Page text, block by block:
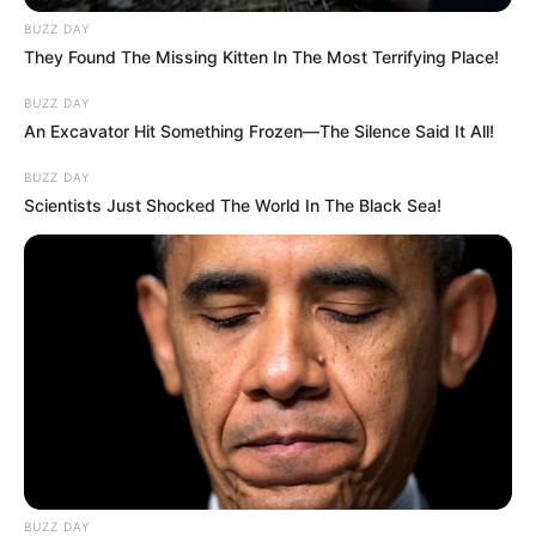
Ha nem a Partizánban teregeti ki a NER
szennyesét, akkor páros lábbal áll bele Rogán
Antalba a Facebookon.
Ezek mellett nem csoda, hogy az elmúlt hetekben
megosztotta az embereket. „Természetesen kapok
BUZZ DAY
They Found The Missing Kitten In The Most Terrifying Place!
BUZZ DAY
An Excavator Hit Something Frozen—The Silence Said It All!
BUZZ DAY
Scientists Just Shocked The World In The Black Sea!
BUZZ DAY